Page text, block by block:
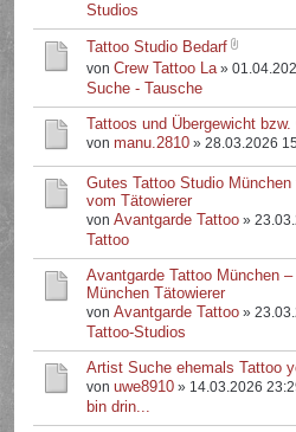
Studios
Tattoo Studio Bedarf
vonCrew Tattoo La»
Suche - Tausche
Tattoos und Übergewicht
vonmanu.2810 » 28.03.2026
Gutes Tattoo Studio München
vom Tätowierer
vonAvantgarde Tattoo »
Tattoo
Avantgarde Tattoo München
München Tätowierer
vonAvantgarde Tattoo »
Tattoo-Studios
Artist Suche ehemals Tattoo
vonuwe8910 » 14.03.2026
bin drin...